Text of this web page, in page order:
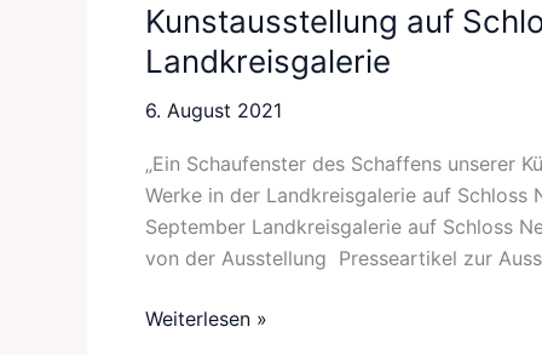
Kunstausstellung auf
Landkreisgalerie
6. August 2021
„Ein Schaufenster des Schaffens unserer
Werke in der Landkreisgalerie auf Schloss
September Landkreisgalerie auf Schloss
von der Ausstellung Presseartikel zur
Kunstausstellung
auf
Schloss
Neuburg
der
Landkreisgalerie
Weiterlesen »